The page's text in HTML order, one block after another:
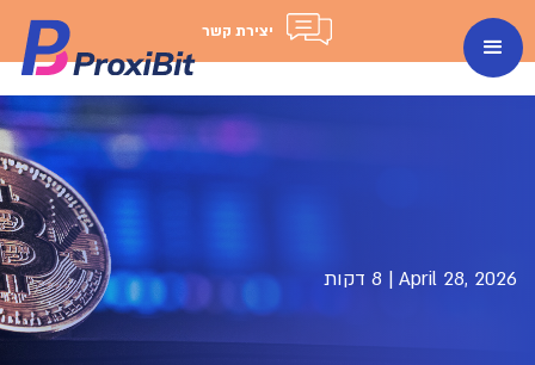
יצירת קשר
April 28, 2026
| 8 דקות